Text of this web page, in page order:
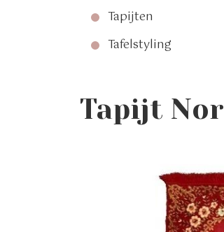
Tapijten
Tafelstyling
Tapijt